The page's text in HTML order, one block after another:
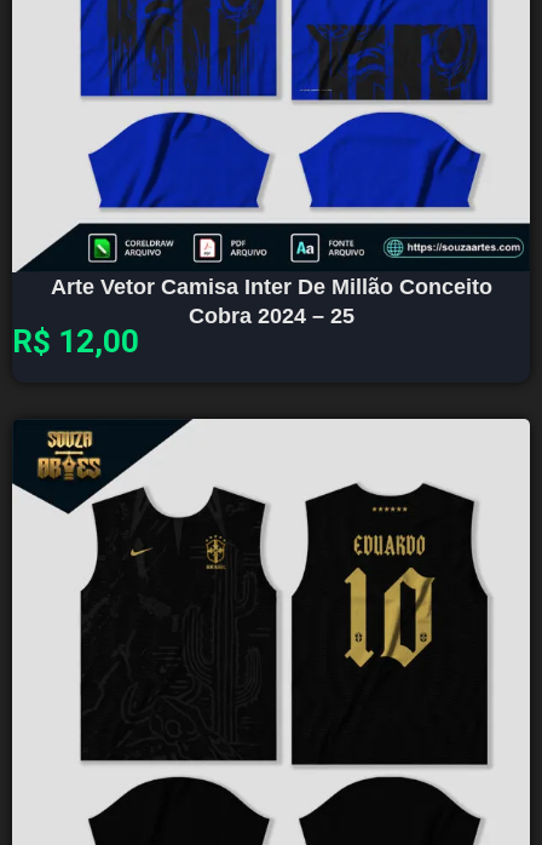
Arte Vetor Camisa Inter De Millão Conceito
Cobra 2024 – 25
R$ 12,00